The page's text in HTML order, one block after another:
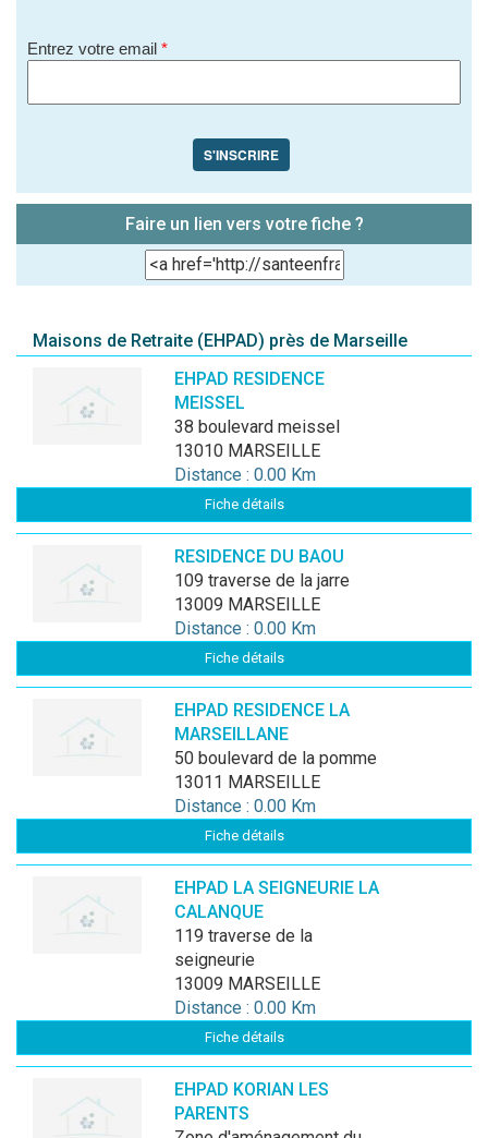
Entrez votre email *
S'INSCRIRE
Faire un lien vers votre fiche ?
Maisons de Retraite (EHPAD) près de Marseille
EHPAD RESIDENCE
MEISSEL
38 boulevard meissel
13010 MARSEILLE
Distance : 0.00 Km
Fiche détails
RESIDENCE DU BAOU
109 traverse de la jarre
13009 MARSEILLE
Distance : 0.00 Km
Fiche détails
EHPAD RESIDENCE LA
MARSEILLANE
50 boulevard de la pomme
13011 MARSEILLE
Distance : 0.00 Km
Fiche détails
EHPAD LA SEIGNEURIE LA
CALANQUE
119 traverse de la
seigneurie
13009 MARSEILLE
Distance : 0.00 Km
Fiche détails
EHPAD KORIAN LES
PARENTS